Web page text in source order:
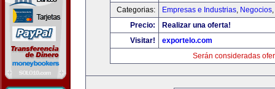
Categorias:
Empresas e Industrias, Negocios,
Precio:
Realizar una oferta!
Visitar!
exportelo.com
Serán consideradas